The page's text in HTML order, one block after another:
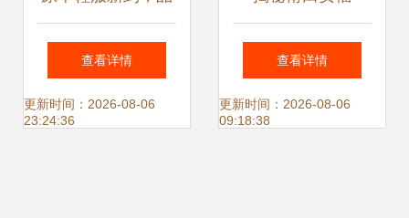
质生活触手可及
查看详情
更新时间：2026-08-06
23:24:36
从“鞋都”到电商风
云
查看详情
更新时间：2026-08-06
09:18:38